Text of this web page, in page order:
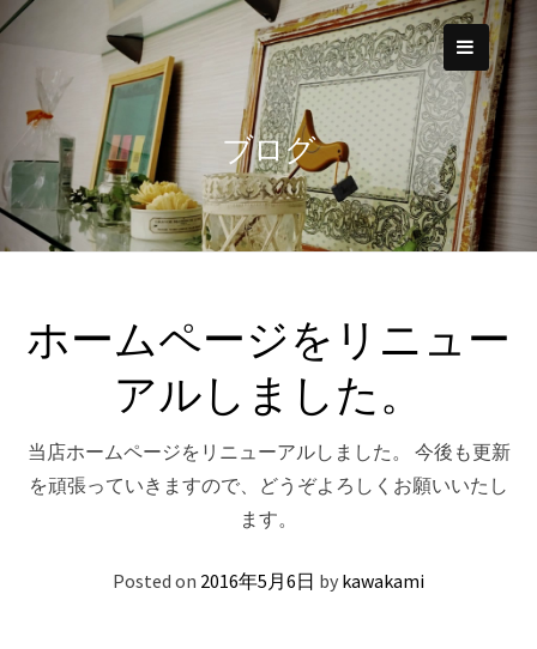
Skip
content
ブログ
ホームページをリニュー
アルしました。
当店ホームページをリニューアルしました。 今後も更新
を頑張っていきますので、どうぞよろしくお願いいたし
ます。
Posted on 2016年5月6日 by kawakami